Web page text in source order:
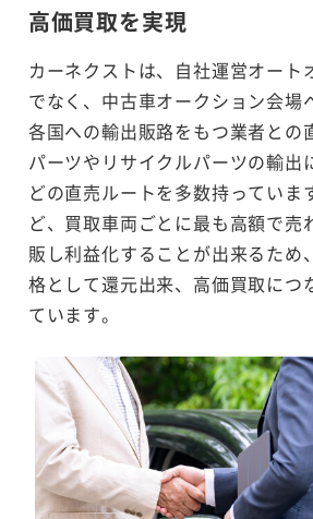
高価買取を実現
カーネクストは、自社運営オート
でなく、中古車オークション会場
各国への輸出販路をもつ業者との
パーツやリサイクルパーツの輸出
どの直売ルートを多数持っていま
ど、買取車両ごとに最も高額で売
販し利益化することが出来るため
格として還元出来、高価買取につ
ています。